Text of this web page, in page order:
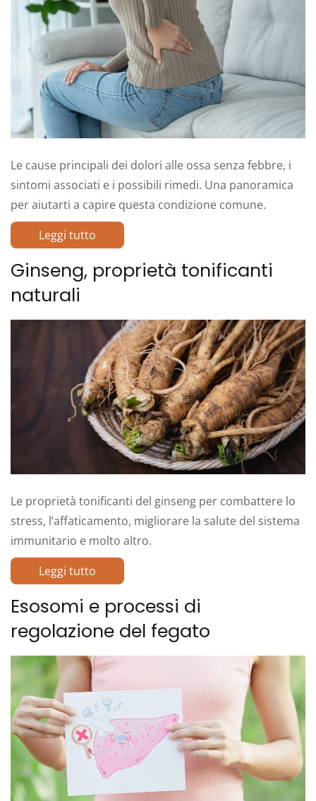
Le cause principali dei dolori alle ossa senza febbre, i
sintomi associati e i possibili rimedi. Una panoramica
per aiutarti a capire questa condizione comune.
Leggi tutto
Ginseng, proprietà tonificanti
naturali
Le proprietà tonificanti del ginseng per combattere lo
stress, l’affaticamento, migliorare la salute del sistema
immunitario e molto altro.
Leggi tutto
Esosomi e processi di
regolazione del fegato